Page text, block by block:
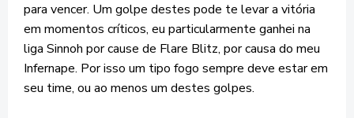
para vencer. Um golpe destes pode te levar a vitória
em momentos críticos, eu particularmente ganhei na
liga Sinnoh por cause de Flare Blitz, por causa do meu
Infernape. Por isso um tipo fogo sempre deve estar em
seu time, ou ao menos um destes golpes.